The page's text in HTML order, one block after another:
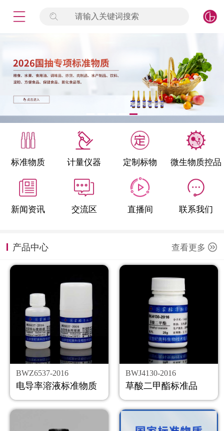
请输入关键词搜索
标准物质 计量仪器 定制标物 微生物质控品
新闻资讯 交流区 直播间 联系我们
产品中心 查看更多
BWZ6537-2016
电导率溶液标准物质
BWJ4130-2016
草酸二甲酯标准品
标准物质
产品专项
微生物检测/质控品
定制标物
定制仪器
新闻资讯
公司主页
购物车
会员中心
联系我们
返回主页